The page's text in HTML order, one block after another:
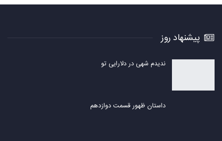
پیشنهاد روز
ندیدم شهی در دلارایی تو
داستان ظهور قسمت دوازدهم